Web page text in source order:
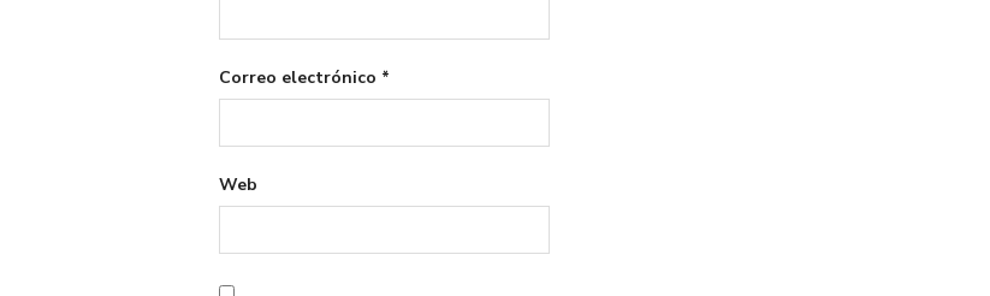
Correo electrónico *
Web